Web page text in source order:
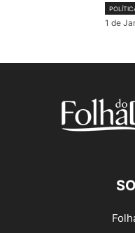
1 de